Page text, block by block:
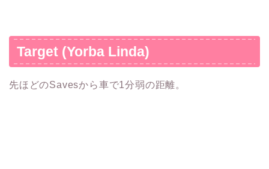
Target (Yorba Linda)
先ほどのSavesから車で1分弱の距離。